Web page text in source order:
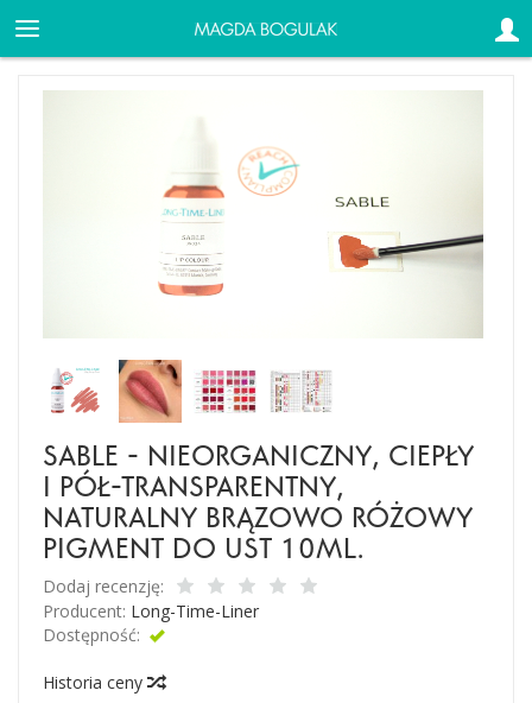
SABLE - NIEORGANICZNY, CIEPŁY
I PÓŁ-TRANSPARENTNY,
NATURALNY BRĄZOWO RÓŻOWY
PIGMENT DO UST 10ML.
Dodaj recenzję:
Producent: Long-Time-Liner
Dostępność:
Historia ceny